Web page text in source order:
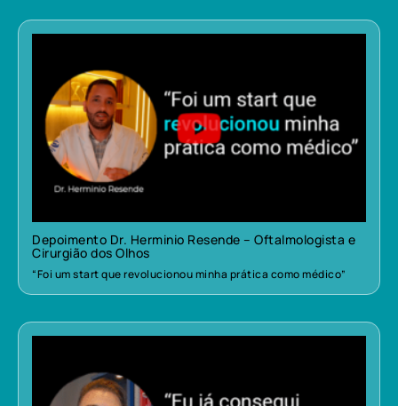
Depoimento Dr. Herminio Resende – Oftalmologista e
Cirurgião dos Olhos
“Foi um start que revolucionou minha prática como médico”